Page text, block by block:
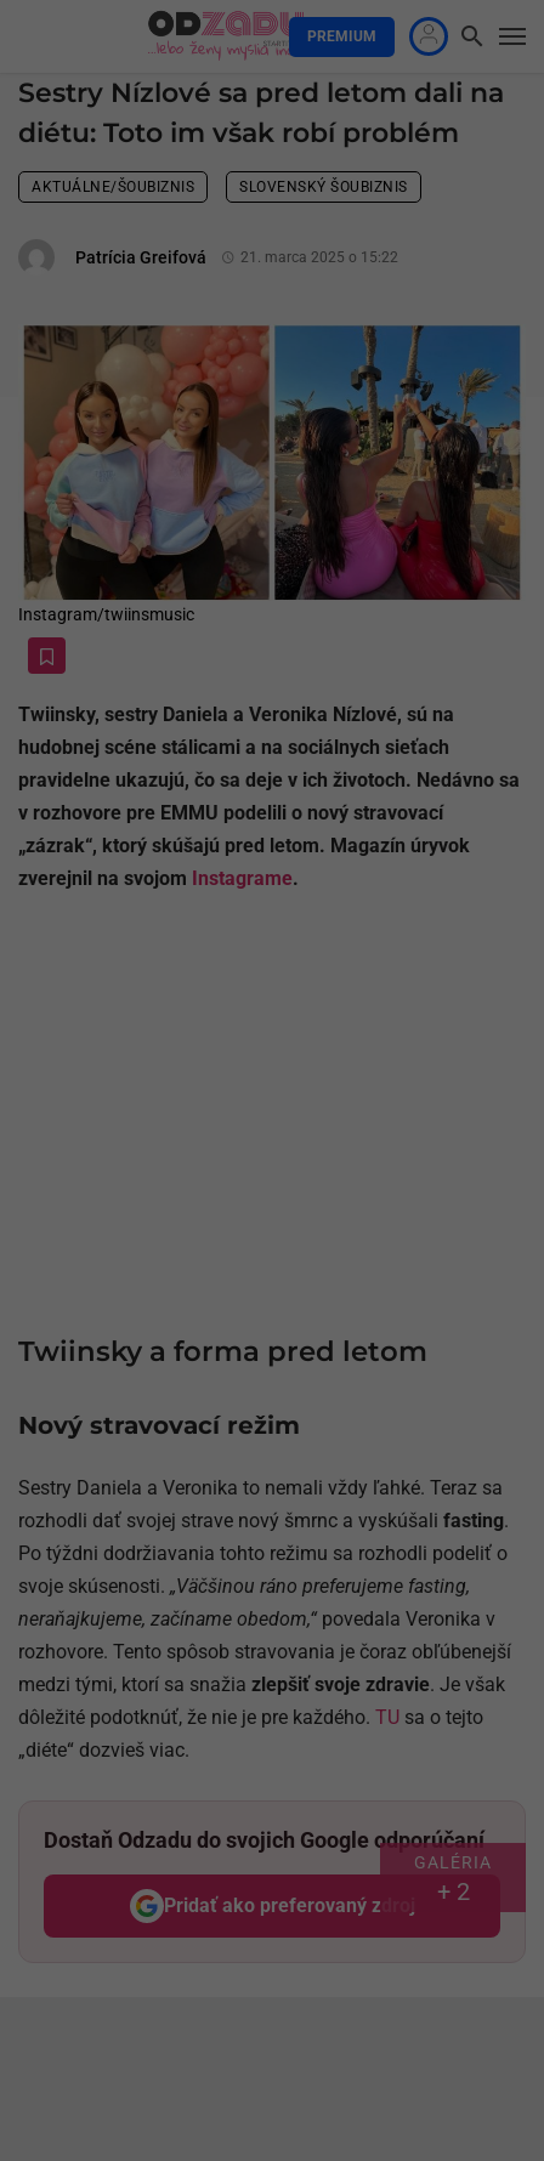
PREMIUM
Sestry Nízlové sa pred letom dali na
diétu: Toto im však robí problém
AKTUÁLNE/ŠOUBIZNIS SLOVENSKÝ ŠOUBIZNIS
Patrícia Greifová 21. marca 2025 o 15:22
Instagram/twiinsmusic
Twiinsky, sestry Daniela a Veronika Nízlové, sú na
hudobnej scéne stálicami a na sociálnych sieťach
pravidelne ukazujú, čo sa deje v ich životoch. Nedávno sa
v rozhovore pre EMMU podelili o nový stravovací
„zázrak“, ktorý skúšajú pred letom. Magazín úryvok
zverejnil na svojom Instagrame.
Twiinsky a forma pred letom
Nový stravovací režim
Sestry Daniela a Veronika to nemali vždy ľahké. Teraz sa
rozhodli dať svojej strave nový šmrnc a vyskúšali fasting.
Po týždni dodržiavania tohto režimu sa rozhodli podeliť o
svoje skúsenosti. „Väčšinou ráno preferujeme fasting,
neraňajkujeme, začíname obedom,“ povedala Veronika v
rozhovore. Tento spôsob stravovania je čoraz obľúbenejší
medzi tými, ktorí sa snažia zlepšiť svoje zdravie. Je však
dôležité podotknúť, že nie je pre každého. TU sa o tejto
„diéte“ dozvieš viac.
Dostaň Odzadu do svojich Google odporúčaní
Pridať ako preferovaný zdroj
Odzadu, odkaz sa otvorí v
GALÉRIA
+ 2